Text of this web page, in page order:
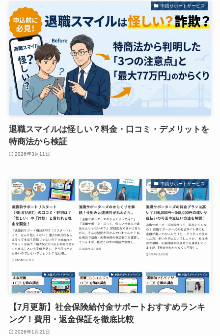
申請サポートサービス
退職スマイルは怪しい？料金・口コミ・デメリットを
特商法から検証
2026年3月11日
申請サポートサービス
【7月更新】社会保険給付金サポートおすすめランキ
ング！費用・返金保証を徹底比較
2026年1月21日